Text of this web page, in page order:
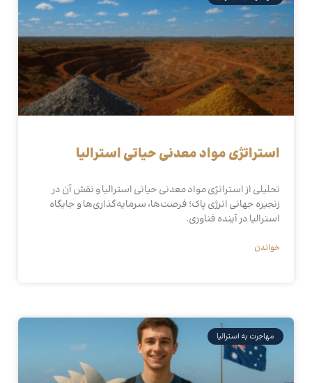
استراتژی مواد معدنی حیاتی استرالیا
تحلیلی از استراتژی مواد معدنی حیاتی استرالیا و نقش آن در
زنجیره جهانی انرژی پاک؛ فرصت‌ها، سرمایه‌گذاری‌ها و جایگاه
استرالیا در آینده فناوری.
خواندن
مهاجرت به استرالیا